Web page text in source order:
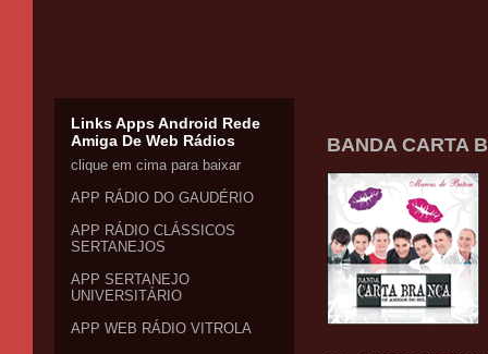
BANDA CARTA
Links Apps Android Rede
Amiga De Web Rádios
clique em cima para baixar
APP RÁDIO DO GAUDÉRIO
APP RÁDIO CLÁSSICOS
SERTANEJOS
APP SERTANEJO
UNIVERSITÁRIO
APP WEB RÁDIO VITROLA